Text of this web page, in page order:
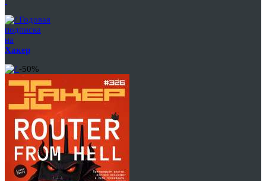
Годовая
подписка
на
Хакер
-50%